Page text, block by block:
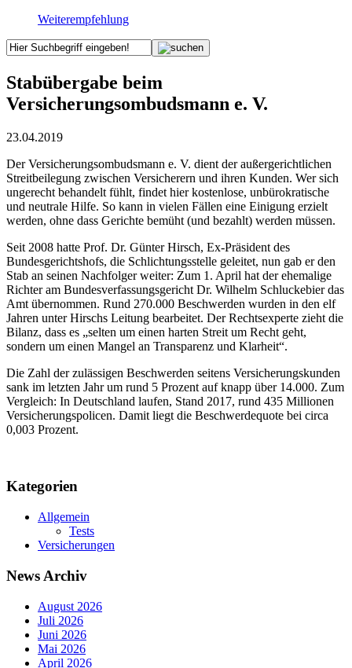
Weiterempfehlung
Stabübergabe beim
Versicherungsombudsmann e. V.
23.04.2019
Der Versicherungsombudsmann e. V. dient der außergerichtlichen
Streitbeilegung zwischen Versicherern und ihren Kunden. Wer sich
ungerecht behandelt fühlt, findet hier kostenlose, unbürokratische
und neutrale Hilfe. So kann in vielen Fällen eine Einigung erzielt
werden, ohne dass Gerichte bemüht (und bezahlt) werden müssen.
Seit 2008 hatte Prof. Dr. Günter Hirsch, Ex-Präsident des
Bundesgerichtshofs, die Schlichtungsstelle geleitet, nun gab er den
Stab an seinen Nachfolger weiter: Zum 1. April hat der ehemalige
Richter am Bundesverfassungsgericht Dr. Wilhelm Schluckebier das
Amt übernommen. Rund 270.000 Beschwerden wurden in den elf
Jahren unter Hirschs Leitung bearbeitet. Der Rechtsexperte zieht die
Bilanz, dass es „selten um einen harten Streit um Recht geht,
sondern um einen Mangel an Transparenz und Klarheit“.
Die Zahl der zulässigen Beschwerden seitens Versicherungskunden
sank im letzten Jahr um rund 5 Prozent auf knapp über 14.000. Zum
Vergleich: In Deutschland laufen, Stand 2017, rund 435 Millionen
Versicherungspolicen. Damit liegt die Beschwerdequote bei circa
0,003 Prozent.
Kategorien
Allgemein
Tests
Versicherungen
News Archiv
August 2026
Juli 2026
Juni 2026
Mai 2026
April 2026